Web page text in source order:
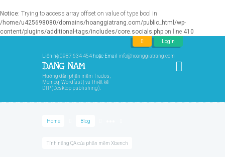
Notice: Trying to access array offset on value of type bool in
/home/u425698080/domains/hoanggiatrang.com/public_html/wp-
content/plugins/additional-tags/includes/core.socials.php on line 410
Login
Liên hệ0987 634 454 hoặc Email info@hoanggiatrang.com
Hướng dẫn phần mềm Trados,
Memoq, Wordfast | và Thiết kế
DTP (Desktop publishing).
Home Blog
Tính năng QA của phần mềm Xbench